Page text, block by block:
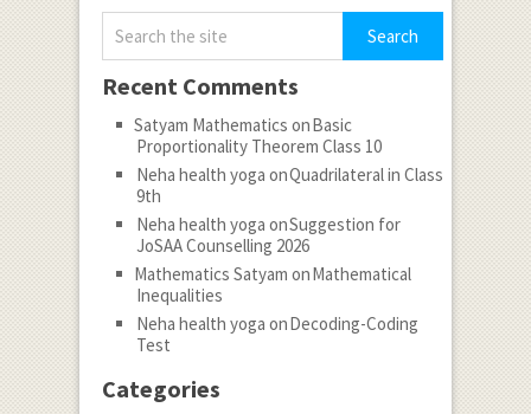
Recent Comments
Satyam Mathematics onBasic
Proportionality Theorem Class 10
Neha health yoga onQuadrilateral in Class
9th
Neha health yoga onSuggestion for
JoSAA Counselling 2026
Mathematics Satyam onMathematical
Inequalities
Neha health yoga onDecoding-Coding
Test
Categories